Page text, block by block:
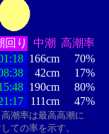
回り 中潮 高潮率
166cm
70%
42cm
17%
190cm
80%
111cm 47%
潮率は最高高潮に
ての率を示す。